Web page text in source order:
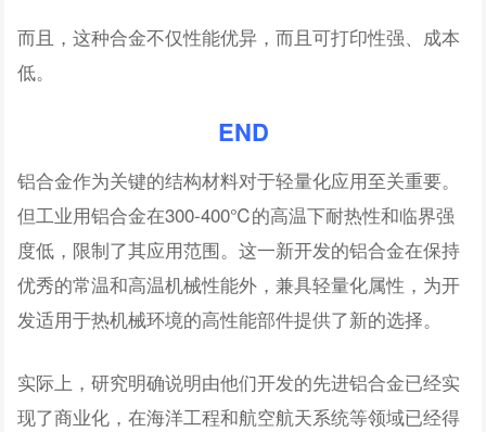
而且，这种合金不仅性能优异，而且可打印性强、成本
低。
END
铝合金作为关键的结构材料对于轻量化应用至关重要。
但工业用铝合金在300-400℃的高温下耐热性和临界强
度低，限制了其应用范围。这一新开发的铝合金在保持
优秀的常温和高温机械性能外，兼具轻量化属性，为开
发适用于热机械环境的高性能部件提供了新的选择。
实际上，研究明确说明由他们开发的先进铝合金已经实
现了商业化，在海洋工程和航空航天系统等领域已经得